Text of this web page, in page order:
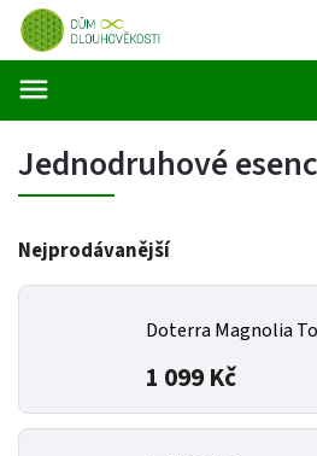
Jednodruhové
Nejprodávanější
Doterra Magnolia
1 099 Kč